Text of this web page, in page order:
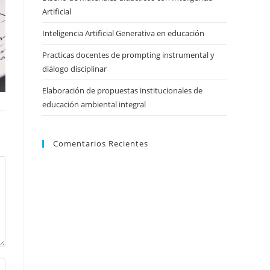
Artificial
Inteligencia Artificial Generativa en educación
Practicas docentes de prompting instrumental y
diálogo disciplinar
Elaboración de propuestas institucionales de
educación ambiental integral
Comentarios Recientes